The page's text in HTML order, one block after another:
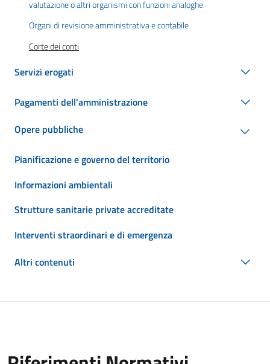
valutazione o altri organismi con funzioni analoghe
Organi di revisione amministrativa e contabile
Corte dei conti
Servizi erogati
Pagamenti dell'amministrazione
Opere pubbliche
Pianificazione e governo del territorio
Informazioni ambientali
Strutture sanitarie private accreditate
Interventi straordinari e di emergenza
Altri contenuti